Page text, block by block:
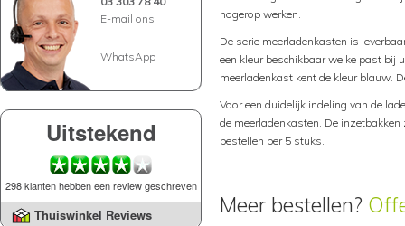
E-mail ons
WhatsApp
Uitstekend
298 klanten hebben een review geschreven
Thuiswinkel Reviews
hogerop werken.
De serie meerladenkasten is
een kleur beschikbaar welke past bij
meerladenkast kent de kleur blauw.
Voor een duidelijk indeling van de
de meerladenkasten. De
bestellen per 5 stuks.
Meer bestellen?